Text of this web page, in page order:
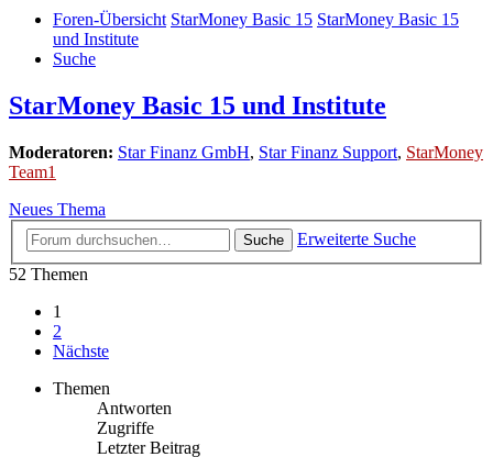
Foren-Übersicht StarMoney Basic 15 StarMoney Basic 15
und Institute
Suche
StarMoney Basic 15 und Institute
Moderatoren: Star Finanz GmbH, Star Finanz Support, StarMoney
Team1
Neues Thema
Suche
Erweiterte Suche
52 Themen
1
2
Nächste
Themen
Antworten
Zugriffe
Letzter Beitrag